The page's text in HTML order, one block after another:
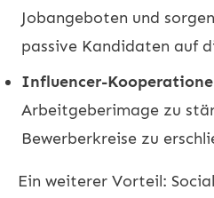
Jobangeboten und
passive Kandidaten auf
Influencer-
Arbeitgeberimage zu
Bewerberkreise zu
Ein weiterer Vorteil: